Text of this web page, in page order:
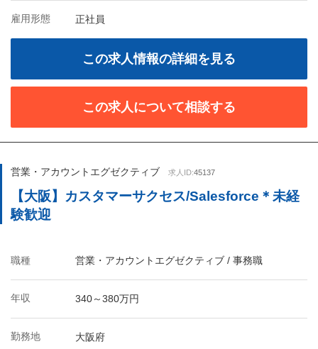
雇用形態 正社員
この求人情報の詳細を見る
この求人について相談する
営業・アカウントエグゼクティブ 求人ID:45137
【大阪】カスタマーサクセス/Salesforce＊未経
験歓迎
職種 営業・アカウントエグゼクティブ / 事務職
年収 340～380万円
勤務地 大阪府